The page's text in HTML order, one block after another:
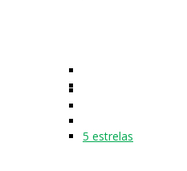
5 estrelas